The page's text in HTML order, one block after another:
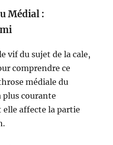
Médial :
vif du sujet de la cale,
comprendre ce
médiale du
plus courante
elle affecte la partie